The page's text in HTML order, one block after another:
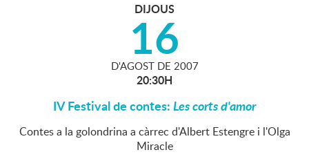
DIJOUS
16
D'AGOST DE 2007
20:30H
IV Festival de contes:Les corts d'amor
Contes a la golondrina a càrrec d'Albert Estengre i l'Olga
Miracle